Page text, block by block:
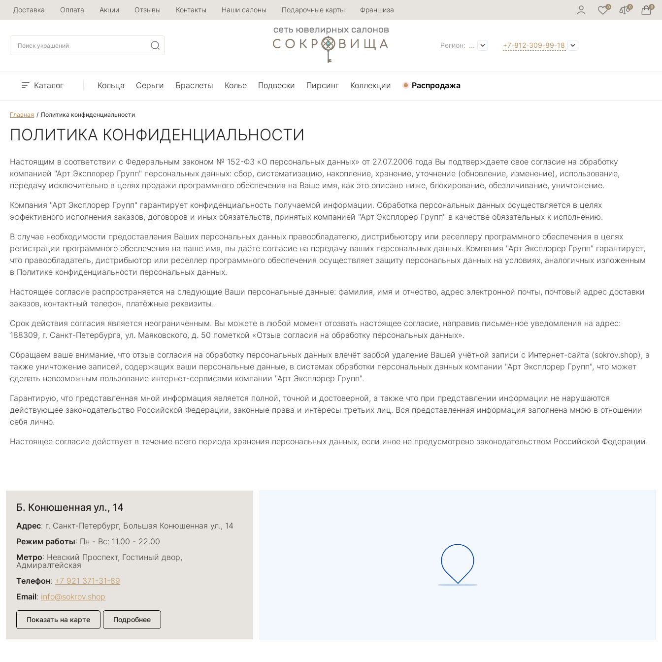
Доставка Оплата Акции Отзывы Контакты Наши салоны Подарочные карты Франшиза
Регион: ... +7-812-309-89-18
Каталог Кольца Серьги Браслеты Колье Подвески Пирсинг Коллекции Распродажа
Главная Политика конфиденциальности
ПОЛИТИКА КОНФИДЕНЦИАЛЬНОСТИ
Настоящим в соответствии с Федеральным законом № 152-ФЗ «О персональных данных» от 27.07.2006 года Вы подтверждаете свое согласие на обработку
компанией "Арт Эксплорер Групп" персональных данных: сбор, систематизацию, накопление, хранение, уточнение (обновление, изменение), использование,
передачу исключительно в целях продажи программного обеспечения на Ваше имя, как это описано ниже, блокирование, обезличивание, уничтожение.
Компания "Арт Эксплорер Групп" гарантирует конфиденциальность получаемой информации. Обработка персональных данных осуществляется в целях
эффективного исполнения заказов, договоров и иных обязательств, принятых компанией "Арт Эксплорер Групп" в качестве обязательных к исполнению.
В случае необходимости предоставления Ваших персональных данных правообладателю, дистрибьютору или реселлеру программного обеспечения в целях
регистрации программного обеспечения на ваше имя, вы даёте согласие на передачу ваших персональных данных. Компания "Арт Эксплорер Групп" гарантирует,
что правообладатель, дистрибьютор или реселлер программного обеспечения осуществляет защиту персональных данных на условиях, аналогичных изложенным
в Политике конфиденциальности персональных данных.
Настоящее согласие распространяется на следующие Ваши персональные данные: фамилия, имя и отчество, адрес электронной почты, почтовый адрес доставки
заказов, контактный телефон, платёжные реквизиты.
Срок действия согласия является неограниченным. Вы можете в любой момент отозвать настоящее согласие, направив письменное уведомления на адрес:
188309, г. Санкт-Петербурга, ул. Маяковского, д. 50 пометкой «Отзыв согласия на обработку персональных данных».
Обращаем ваше внимание, что отзыв согласия на обработку персональных данных влечёт заобой удаление Вашей учётной записи с Интернет-сайта (sokrov.shop), а
также уничтожение записей, содержащих ваши персональные данные, в системах обработки персональных данных компании "Арт Эксплорер Групп", что может
сделать невозможным пользование интернет-сервисами компании "Арт Эксплорер Групп".
Гарантирую, что представленная мной информация является полной, точной и достоверной, а также что при представлении информации не нарушаются
действующее законодательство Российской Федерации, законные права и интересы третьих лиц. Вся представленная информация заполнена мною в отношении
себя лично.
Настоящее согласие действует в течение всего периода хранения персональных данных, если иное не предусмотрено законодательством Российской Федерации.
Б. Конюшенная ул., 14
Адрес: г. Санкт-Петербург, Большая Конюшенная ул., 14
Режим работы: Пн - Вс: 11.00 - 22.00
Метро: Невский Проспект, Гостиный двор,
Адмиралтейская
Телефон: +7 921 371-31-89
Email: info@sokrov.shop
Показать на карте Подробнее